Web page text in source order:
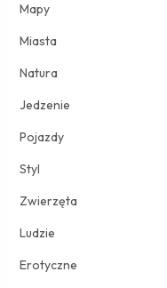
Mapy
Miasta
Natura
Jedzenie
Pojazdy
Styl
Zwierzęta
Ludzie
Erotyczne